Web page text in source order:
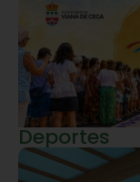
Deportes